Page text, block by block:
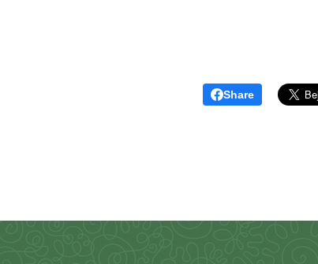
Share